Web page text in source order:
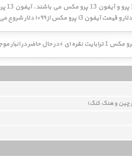
چین و هنگ کنگ)